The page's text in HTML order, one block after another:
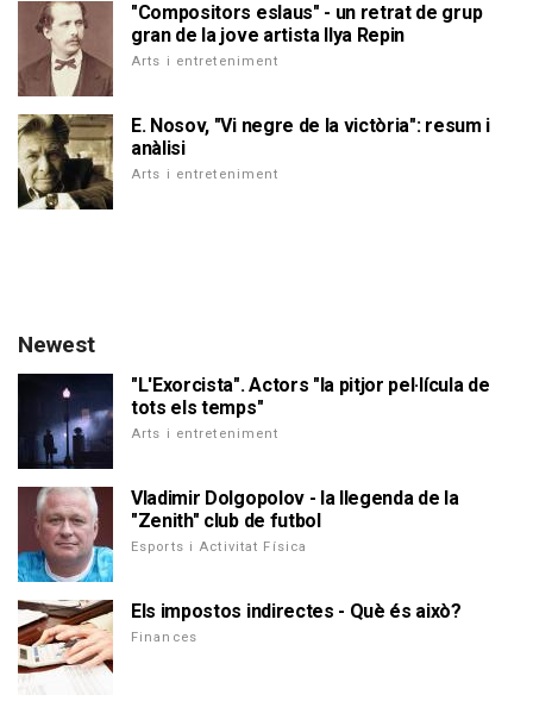
"Compositors eslaus" - un retrat de grup
gran de la jove artista Ilya Repin
Arts i entreteniment
E. Nosov, "Vi negre de la victòria": resum i
anàlisi
Arts i entreteniment
Newest
"L'Exorcista". Actors "la pitjor pel·lícula de
tots els temps"
Arts i entreteniment
Vladimir Dolgopolov - la llegenda de la
"Zenith" club de futbol
Esports i Activitat Física
Els impostos indirectes - Què és això?
Finances